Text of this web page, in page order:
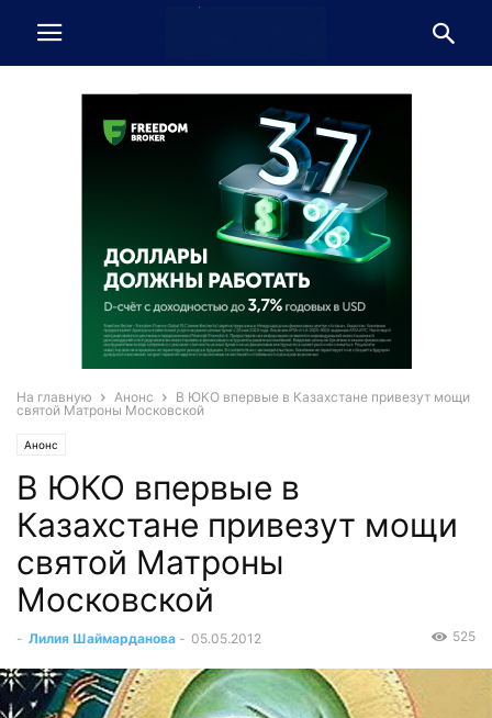
На главную Анонс
В ЮКО впервые в Казахстане привезут мощи
святой Матроны Московской
Анонс
В ЮКО впервые в
Казахстане привезут мощи
святой Матроны
Московской
- Лилия Шаймарданова - 05.05.2012 525